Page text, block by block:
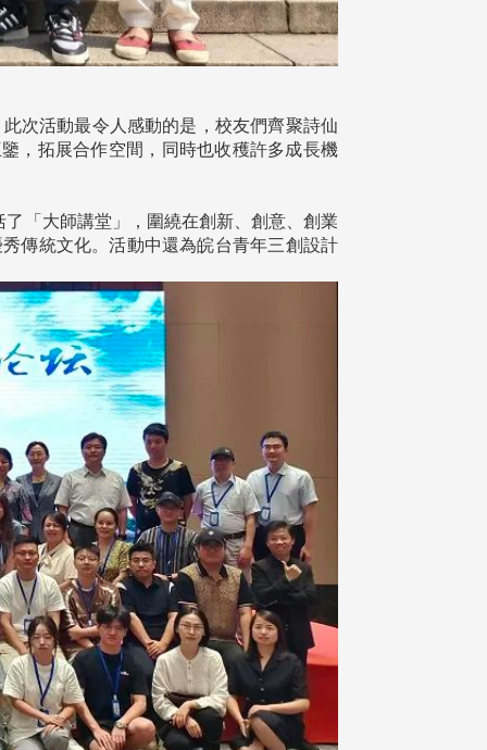
次活動最令人感動的是，校友們齊聚詩仙
，拓展合作空間，同時也收穫許多成長機
「大師講堂」，圍繞在創新、創意、創業
傳統文化。活動中還為皖台青年三創設計